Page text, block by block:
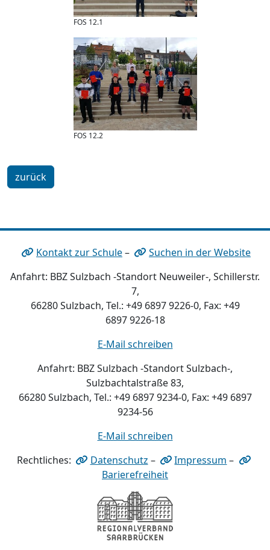
FOS 12.1
FOS 12.2
zurück
Kontakt zur Schule–
Suchen in der Website
Anfahrt: BBZ Sulzbach -Standort Neuweiler-, Schillerstr.
7,
66280 Sulzbach, Tel.: +49 6897 9226-0, Fax: +49
6897 9226-18
E-Mail schreiben
Anfahrt: BBZ Sulzbach -Standort Sulzbach-,
Sulzbachtalstraße 83,
66280 Sulzbach, Tel.: +49 6897 9234-0, Fax: +49 6897
9234-56
E-Mail schreiben
Rechtliches:
Datenschutz – Impressum –
Barierefreiheit